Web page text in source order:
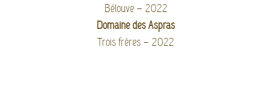
Bélouve – 2022
Domaine des Aspras
Trois frères – 2022